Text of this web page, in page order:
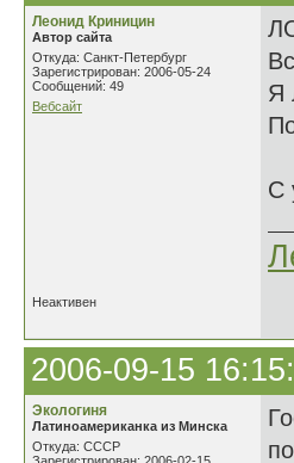
Леонид Криницин
Автор сайта
Откуда: Санкт-Петербург
Зарегистрирован: 2006-05-24
Сообщений: 49
Вебсайт
Я
С
Неактивен
2006-09-15
Экологиня
Латиноамериканка из Минска
Откуда: СССР